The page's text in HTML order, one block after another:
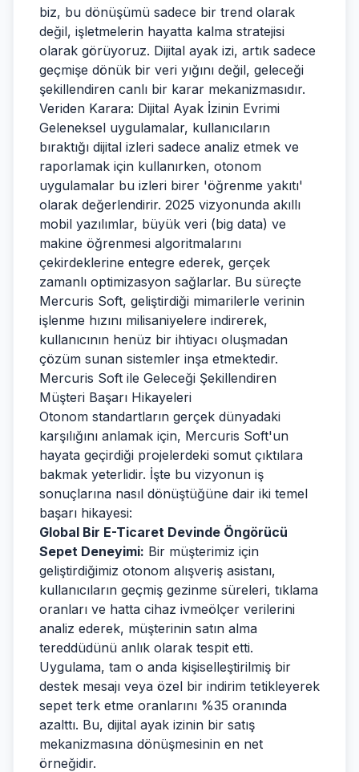
biz, bu dönüşümü sadece bir trend olarak
değil, işletmelerin hayatta kalma stratejisi
olarak görüyoruz. Dijital ayak izi, artık sadece
geçmişe dönük bir veri yığını değil, geleceği
şekillendiren canlı bir karar mekanizmasıdır.
Veriden Karara: Dijital Ayak İzinin Evrimi
Geleneksel uygulamalar, kullanıcıların
bıraktığı dijital izleri sadece analiz etmek ve
raporlamak için kullanırken, otonom
uygulamalar bu izleri birer 'öğrenme yakıtı'
olarak değerlendirir. 2025 vizyonunda akıllı
mobil yazılımlar, büyük veri (big data) ve
makine öğrenmesi algoritmalarını
çekirdeklerine entegre ederek, gerçek
zamanlı optimizasyon sağlarlar. Bu süreçte
Mercuris Soft, geliştirdiği mimarilerle verinin
işlenme hızını milisaniyelere indirerek,
kullanıcının henüz bir ihtiyacı oluşmadan
çözüm sunan sistemler inşa etmektedir.
Mercuris Soft ile Geleceği Şekillendiren
Müşteri Başarı Hikayeleri
Otonom standartların gerçek dünyadaki
karşılığını anlamak için, Mercuris Soft'un
hayata geçirdiği projelerdeki somut çıktılara
bakmak yeterlidir. İşte bu vizyonun iş
sonuçlarına nasıl dönüştüğüne dair iki temel
başarı hikayesi:
Global Bir E-Ticaret Devinde Öngörücü
Sepet Deneyimi: Bir müşterimiz için
geliştirdiğimiz otonom alışveriş asistanı,
kullanıcıların geçmiş gezinme süreleri, tıklama
oranları ve hatta cihaz ivmeölçer verilerini
analiz ederek, müşterinin satın alma
tereddüdünü anlık olarak tespit etti.
Uygulama, tam o anda kişiselleştirilmiş bir
destek mesajı veya özel bir indirim tetikleyerek
sepet terk etme oranlarını %35 oranında
azalttı. Bu, dijital ayak izinin bir satış
mekanizmasına dönüşmesinin en net
örneğidir.